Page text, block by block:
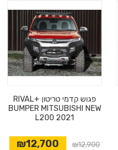
פגוש קדמי טריטון +RIVAL
BUMPER MITSUBISHI NEW
L200 2021
₪12,900
₪12,700